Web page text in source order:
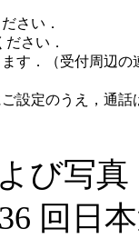
さい．
さい．
す．（受付周辺
設定のうえ，通話
び写
回日